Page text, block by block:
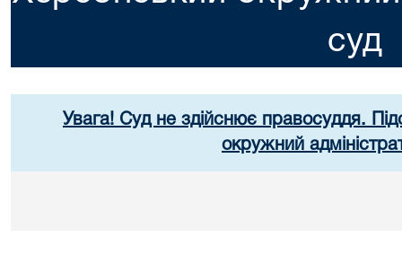
суд
Увага! Суд не здійснює правосуддя.
окружний